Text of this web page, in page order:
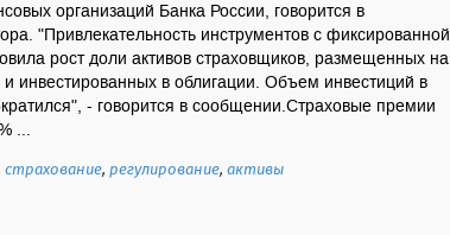
организаций Банка России, говорится в
"Привлекательность инструментов с фиксированной
рост доли активов страховщиков, размещенных на
и инвестированных в облигации. Объем инвестиций в
- говорится в сообщении.Страховые премии
...
страхование,регулирование,активы